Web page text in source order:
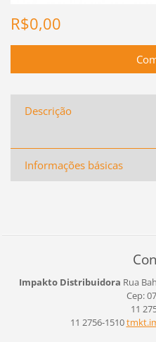
R$0,00
Descrição
Informações básicas
Impakto Distribuidora Rua
Cep:
11
11 2756-1510